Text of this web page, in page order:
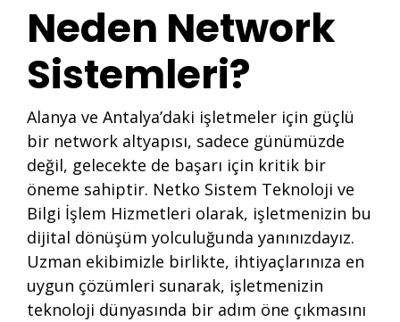
Neden Network
Sistemleri?
Alanya ve Antalya’daki işletmeler için güçlü
bir network altyapısı, sadece günümüzde
değil, gelecekte de başarı için kritik bir
öneme sahiptir. Netko Sistem Teknoloji ve
Bilgi İşlem Hizmetleri olarak, işletmenizin bu
dijital dönüşüm yolculuğunda yanınızdayız.
Uzman ekibimizle birlikte, ihtiyaçlarınıza en
uygun çözümleri sunarak, işletmenizin
teknoloji dünyasında bir adım öne çıkmasını